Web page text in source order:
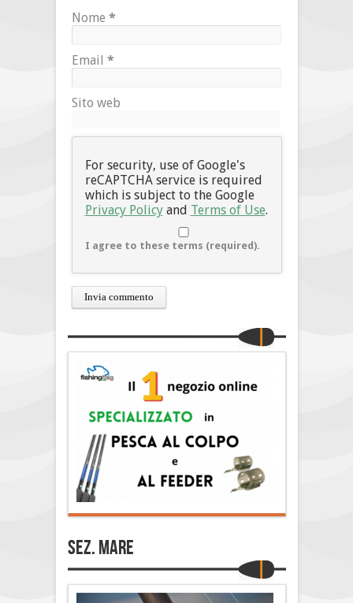
Nome *
Email *
Sito web
For security, use of Google's
reCAPTCHA service is required
which is subject to the Google
Privacy Policyand Terms of Use.
I agree to these terms (required).
Sez. Mare